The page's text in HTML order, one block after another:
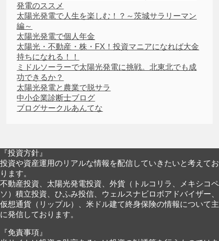
発電のススメ
太陽光発電で人生を楽しむ！？～茨城サラリーマン
編～
太陽光発電で個人年金
太陽光・不動産・株・FX！投資マニアになれば大金
持ちになれる！！
ミドルソーラーで太陽光発電に挑戦。北東北でも成
功できるか？
太陽光発電と農業で脱サラ
中小企業診断士ブログ
ブログサークルあんてな
『投資方針』
投資や資産運用のリアルな情報を配信していきたいと考えてお
ります。
不動産投資、太陽光発電投資、外貨（トルコリラ、メキシコペ
ソ）積立投資、ひふみ投信、ウェルスナビロボアドバイザー、
仮想通貨（リップル）、米ドル建て終身保険の情報について主
に発信しております。
『免責事項』